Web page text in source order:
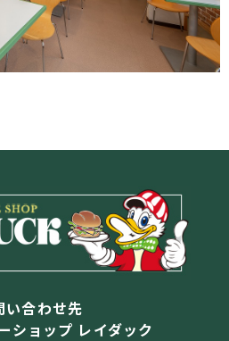
い合わせ先
ショップ レイダック